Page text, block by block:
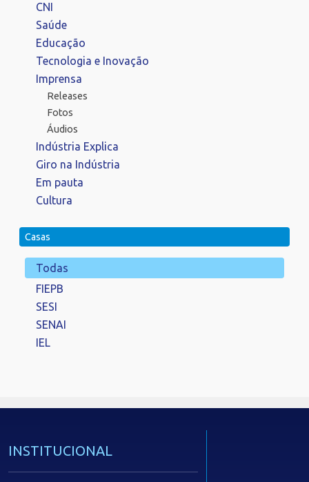
CNI
Saúde
Educação
Tecnologia e Inovação
Imprensa
Releases
Fotos
Áudios
Indústria Explica
Giro na Indústria
Em pauta
Cultura
Casas
Todas
FIEPB
SESI
SENAI
IEL
INSTITUCIONAL